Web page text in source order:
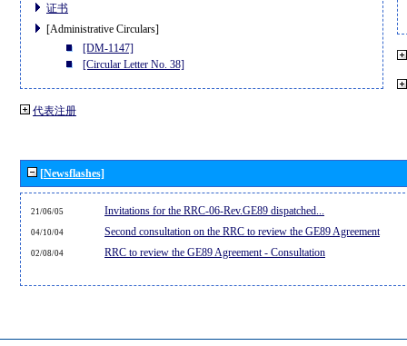
证书
[Administrative Circulars]
[DM-1147]
[Circular Letter No. 38]
代表注册
[Newsflashes]
21/06/05 Invitations for the RRC-06-Rev.GE89 dispatched...
04/10/04 Second consultation on the RRC to review the GE89 Agreement
02/08/04 RRC to review the GE89 Agreement - Consultation